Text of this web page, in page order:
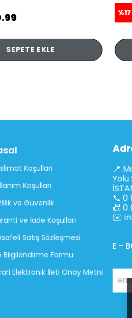
SEPETE EKLE
%17
Koşulları
Koşulları
ve Güvenlik
ve İade Koşulları
Satış Sözleşmesi
Bilgilendirme Formu
Elektronik İleti Onay Metni
📍
Yolu
📞 0
📠 0
✉️
E -